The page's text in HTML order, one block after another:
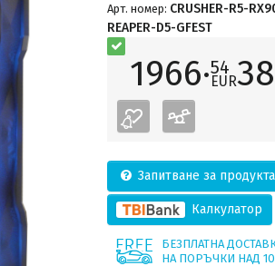
Арт. номер: CRUSHER-R5-
REAPER-D5-GFEST
1966·54
EUR
Запитване за продукта
Калкулатор
БЕЗПЛАТНА
НА ПОРЪЧКИ НАД